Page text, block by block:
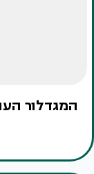
המגדלור